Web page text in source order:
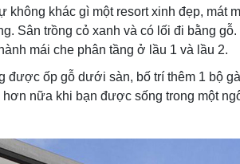
không khác gì một resort xinh đẹp,
Sân trồng cỏ xanh và có lối đi bằng
mái che phân tầng ở lầu 1 và lầu 2.
ốp gỗ dưới sàn, bố trí thêm 1 bộ
nữa khi bạn được sống trong một